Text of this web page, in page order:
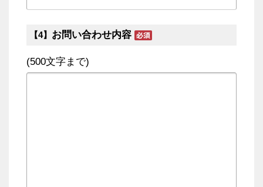
【4】 お問い合わせ内容
(500文字まで)